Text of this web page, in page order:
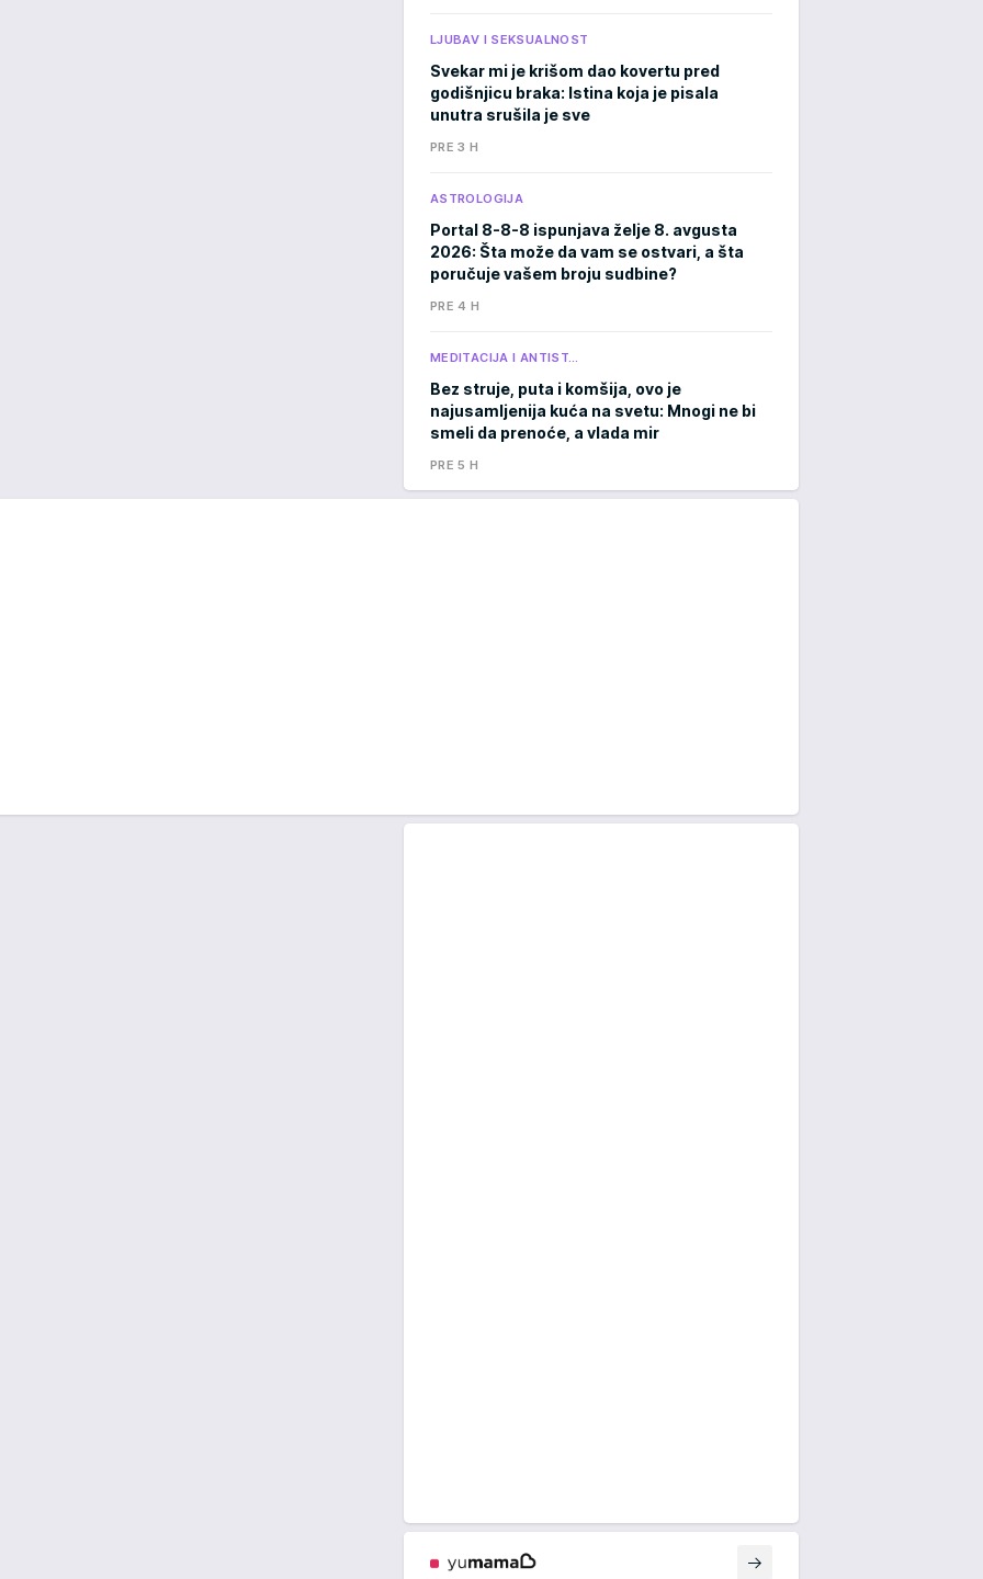
LJUBAV I SEKSUALNOST
Svekar mi je krišom dao kovertu pred
godišnjicu braka: Istina koja je pisala
unutra srušila je sve
PRE 3 H
ASTROLOGIJA
Portal 8-8-8 ispunjava želje 8. avgusta
2026: Šta može da vam se ostvari, a šta
poručuje vašem broju sudbine?
PRE 4 H
MEDITACIJA I ANTIST…
Bez struje, puta i komšija, ovo je
najusamljenija kuća na svetu: Mnogi ne bi
smeli da prenoće, a vlada mir
PRE 5 H